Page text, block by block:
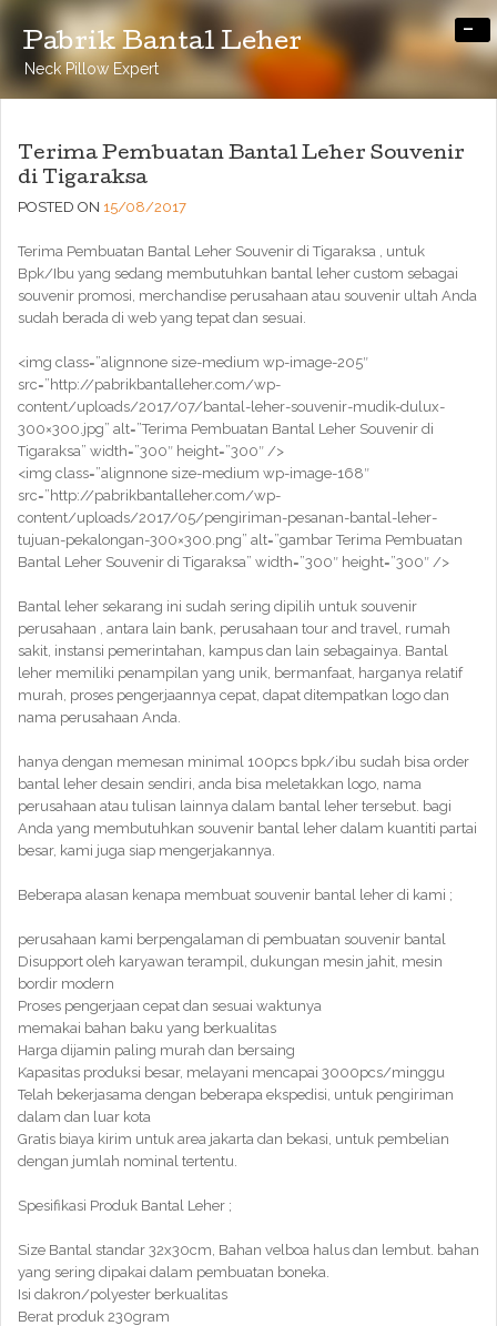
Pabrik Bantal Leher
Neck Pillow Expert
-
Terima Pembuatan Bantal Leher Souvenir
di Tigaraksa
POSTED ON 15/08/2017
Terima Pembuatan Bantal Leher Souvenir di Tigaraksa , untuk
Bpk/Ibu yang sedang membutuhkan bantal leher custom sebagai
souvenir promosi, merchandise perusahaan atau souvenir ultah Anda
sudah berada di web yang tepat dan sesuai.
<img class=”alignnone size-medium wp-image-205″
src=”http://pabrikbantalleher.com/wp-
content/uploads/2017/07/bantal-leher-souvenir-mudik-dulux-
300×300.jpg” alt=”Terima Pembuatan Bantal Leher Souvenir di
Tigaraksa” width=”300″ height=”300″ />
<img class=”alignnone size-medium wp-image-168″
src=”http://pabrikbantalleher.com/wp-
content/uploads/2017/05/pengiriman-pesanan-bantal-leher-
tujuan-pekalongan-300×300.png” alt=”gambar Terima Pembuatan
Bantal Leher Souvenir di Tigaraksa” width=”300″ height=”300″ />
Bantal leher sekarang ini sudah sering dipilih untuk souvenir
perusahaan , antara lain bank, perusahaan tour and travel, rumah
sakit, instansi pemerintahan, kampus dan lain sebagainya. Bantal
leher memiliki penampilan yang unik, bermanfaat, harganya relatif
murah, proses pengerjaannya cepat, dapat ditempatkan logo dan
nama perusahaan Anda.
hanya dengan memesan minimal 100pcs bpk/ibu sudah bisa order
bantal leher desain sendiri, anda bisa meletakkan logo, nama
perusahaan atau tulisan lainnya dalam bantal leher tersebut. bagi
Anda yang membutuhkan souvenir bantal leher dalam kuantiti partai
besar, kami juga siap mengerjakannya.
Beberapa alasan kenapa membuat souvenir bantal leher di kami ;
perusahaan kami berpengalaman di pembuatan souvenir bantal
Disupport oleh karyawan terampil, dukungan mesin jahit, mesin
bordir modern
Proses pengerjaan cepat dan sesuai waktunya
memakai bahan baku yang berkualitas
Harga dijamin paling murah dan bersaing
Kapasitas produksi besar, melayani mencapai 3000pcs/minggu
Telah bekerjasama dengan beberapa ekspedisi, untuk pengiriman
dalam dan luar kota
Gratis biaya kirim untuk area jakarta dan bekasi, untuk pembelian
dengan jumlah nominal tertentu.
Spesifikasi Produk Bantal Leher ;
Size Bantal standar 32x30cm, Bahan velboa halus dan lembut. bahan
yang sering dipakai dalam pembuatan boneka.
Isi dakron/polyester berkualitas
Berat produk 230gram